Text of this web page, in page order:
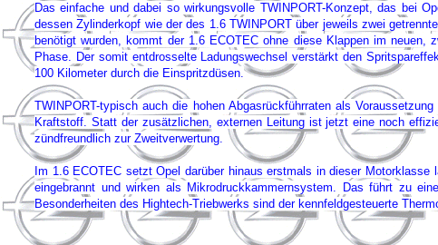
Das einfache und dabei so wirkungsvolle TWINPORT-Konzept, das bei
dessen Zylinderkopf wie der des 1.6 TWINPORT über jeweils zwei
benötigt wurden, kommt der 1.6 ECOTEC ohne diese Klappen im neuen,
Phase. Der somit entdrosselte Ladungswechsel verstärkt den
100 Kilometer durch die Einspritzdüsen.
TWINPORT-typisch auch die hohen Abgasrückführraten als
Kraftstoff. Statt der zusätzlichen, externen Leitung ist jetzt eine noch
zündfreundlich zur Zweitverwertung.
Im 1.6 ECOTEC setzt Opel darüber hinaus erstmals in dieser
eingebrannt und wirken als Mikrodruckkammernsystem. Das führt zu
Besonderheiten des Hightech-Triebwerks sind der kennfeldgesteuerte